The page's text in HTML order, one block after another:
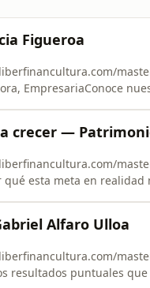
Figueroa
EmpresariaConoce
crecer —
esta meta en realidad
IG https://
Alfaro Ulloa
resultados puntuales